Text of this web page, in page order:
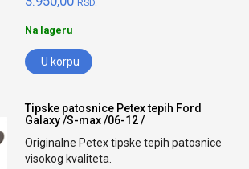
RSD.
Na lageru
U korpu
Tipske patosnice Petex tepih Ford
Galaxy /S-max /06-12 /
Originalne Petex tipske tepih patosnice
visokog kvaliteta.